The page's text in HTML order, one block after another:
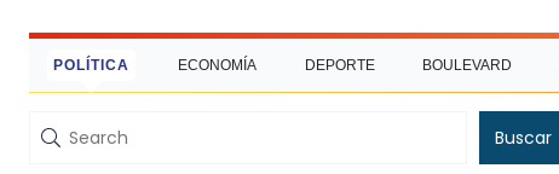
POLÍTICA ECONOMÍA DEPORTE BOULEVARD
Buscar